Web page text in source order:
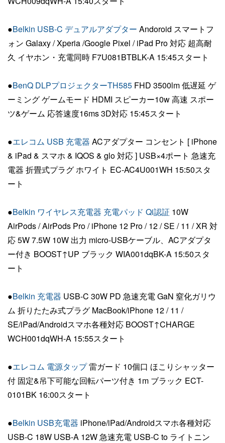
●Belkin USB-C デュアルアダプター Andoroid スマートフ
ォン Galaxy / Xperia /Google Pixel / iPad Pro 対応 超高耐
久 イヤホン・充電同時 F7U081BTBLK-A 15:45スタート
●BenQ DLPプロジェクターTH585 FHD 3500lm 低遅延 ゲ
ーミング ゲームモード HDMI スピーカー10w 高速 スポー
ツ&ゲーム 応答速度16ms 3D対応 15:45スタート
●エレコム USB 充電器 ACアダプター コンセント [ iPhone
& iPad & スマホ & IQOS & glo 対応 ] USB×4ポート 急速充
電器 折畳式プラグ ホワイト EC-AC4U001WH 15:50スタ
ート
●Belkin ワイヤレス充電器 充電パッド Qi認証 10W
AirPods / AirPods Pro / iPhone 12 Pro / 12 / SE / 11 / XR 対
応 5W 7.5W 10W 出力 micro-USBケーブル、ACアダプタ
ー付き BOOST↑UP ブラック WIA001dqBK-A 15:50スタ
ート
●Belkin 充電器 USB-C 30W PD 急速充電 GaN 窒化ガリウ
ム 折りたたみ式プラグ MacBook/iPhone 12 / 11 /
SE/iPad/Androidスマホ各種対応 BOOST↑CHARGE
WCH001dqWH-A 15:55スタート
●エレコム 電源タップ雷ガード 10個口 ほこりシャッター
付 固定&吊下可能な回転パーツ付き 1m ブラック ECT-
0101BK 16:00スタート
●Belkin USB充電器 iPhone/iPad/Androidスマホ各種対応
USB-C 18W USB-A 12W 急速充電 USB-C to ライトニン